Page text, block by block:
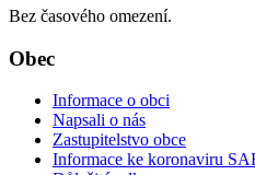
Bez časového omezení.
Obec
Informace o obci
Napsali o nás
Zastupitelstvo obce
Informace ke koronaviru